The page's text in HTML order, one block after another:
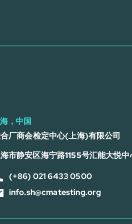
，中国
厂商会检定中心(上海)有限公司
市静安区海宁路1155号汇能大悦
(+86) 021 6433 0500
info.sh@cmatesting.org